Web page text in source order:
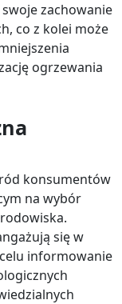
zachowanie
co z kolei może
ogrzewania
konsumentów
na wybór
się w
informowanie